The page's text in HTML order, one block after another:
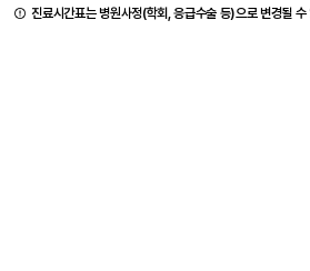
진료시간표는 병원사정(학회, 응급수술 등)으로 변경될 수